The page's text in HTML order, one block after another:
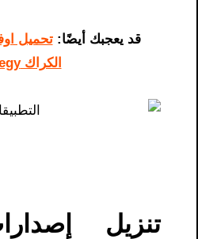
قد يعجبك أيضًا:
الكراك Myegy
تنزيل